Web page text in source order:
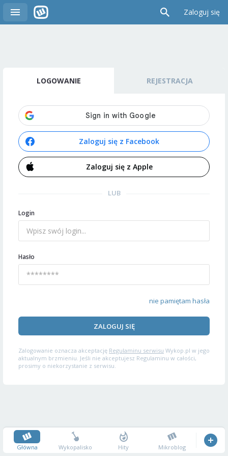
Zaloguj się
LOGOWANIE REJESTRACJA
Zaloguj się z Facebook
Zaloguj się z Apple
LUB
Login
Hasło
nie pamiętam hasła
ZALOGUJ SIĘ
Zalogowanie oznacza akceptację Regulaminu serwisu Wykop.pl w jego
aktualnym brzmieniu. Jeśli nie akceptujesz Regulaminu w całości,
prosimy o niekorzystanie z serwisu.
Główna Wykopalisko Hity Mikroblog